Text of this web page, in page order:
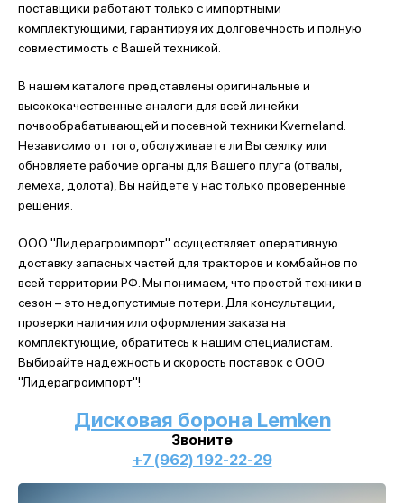
поставщики работают только с импортными
комплектующими, гарантируя их долговечность и полную
совместимость с Вашей техникой.
В нашем каталоге представлены оригинальные и
высококачественные аналоги для всей линейки
почвообрабатывающей и посевной техники Kverneland.
Независимо от того, обслуживаете ли Вы сеялку или
обновляете рабочие органы для Вашего плуга (отвалы,
лемеха, долота), Вы найдете у нас только проверенные
решения.
ООО "Лидерагроимпорт" осуществляет оперативную
доставку запасных частей для тракторов и комбайнов по
всей территории РФ. Мы понимаем, что простой техники в
сезон – это недопустимые потери. Для консультации,
проверки наличия или оформления заказа на
комплектующие, обратитесь к нашим специалистам.
Выбирайте надежность и скорость поставок с ООО
"Лидерагроимпорт"!
Дисковая борона Lemken
Звоните
+7 (962) 192-22-29